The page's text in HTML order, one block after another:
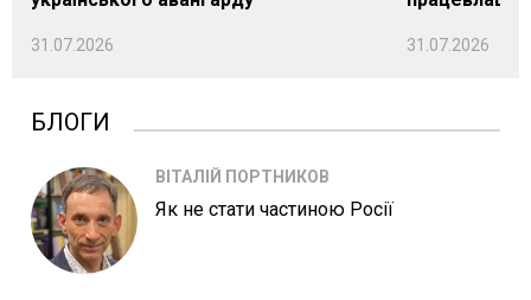
31.07.2026 31.07.2026
БЛОГИ
ВІТАЛІЙ ПОРТНИКОВ
Як не стати частиною Росії